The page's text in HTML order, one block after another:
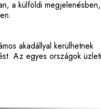
a külföldi
akadállyal kerülhetnek
Az egyes országok üzleti